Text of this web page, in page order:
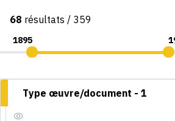
Consultation par image
68 résultats / 359
Type œuvre/document - 1